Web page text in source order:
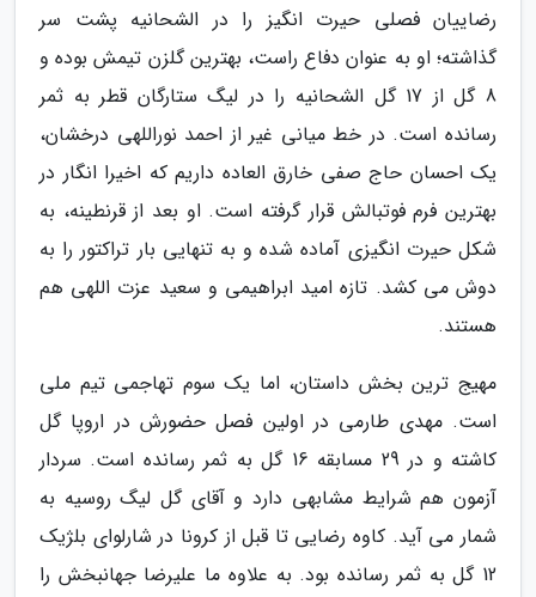
رضاییان فصلی حیرت انگیز را در الشحانیه پشت سر
گذاشته؛ او به عنوان دفاع راست، بهترین گلزن تیمش بوده و
8 گل از 17 گل الشحانیه را در لیگ ستارگان قطر به ثمر
رسانده است. در خط میانی غیر از احمد نوراللهی درخشان،
یک احسان حاج صفی خارق العاده داریم که اخیرا انگار در
بهترین فرم فوتبالش قرار گرفته است. او بعد از قرنطینه، به
شکل حیرت انگیزی آماده شده و به تنهایی بار تراکتور را به
دوش می کشد. تازه امید ابراهیمی و سعید عزت اللهی هم
هستند.
مهیج ترین بخش داستان، اما یک سوم تهاجمی تیم ملی
است. مهدی طارمی در اولین فصل حضورش در اروپا گل
کاشته و در 29 مسابقه 16 گل به ثمر رسانده است. سردار
آزمون هم شرایط مشابهی دارد و آقای گل لیگ روسیه به
شمار می آید. کاوه رضایی تا قبل از کرونا در شارلوای بلژیک
12 گل به ثمر رسانده بود. به علاوه ما علیرضا جهانبخش را